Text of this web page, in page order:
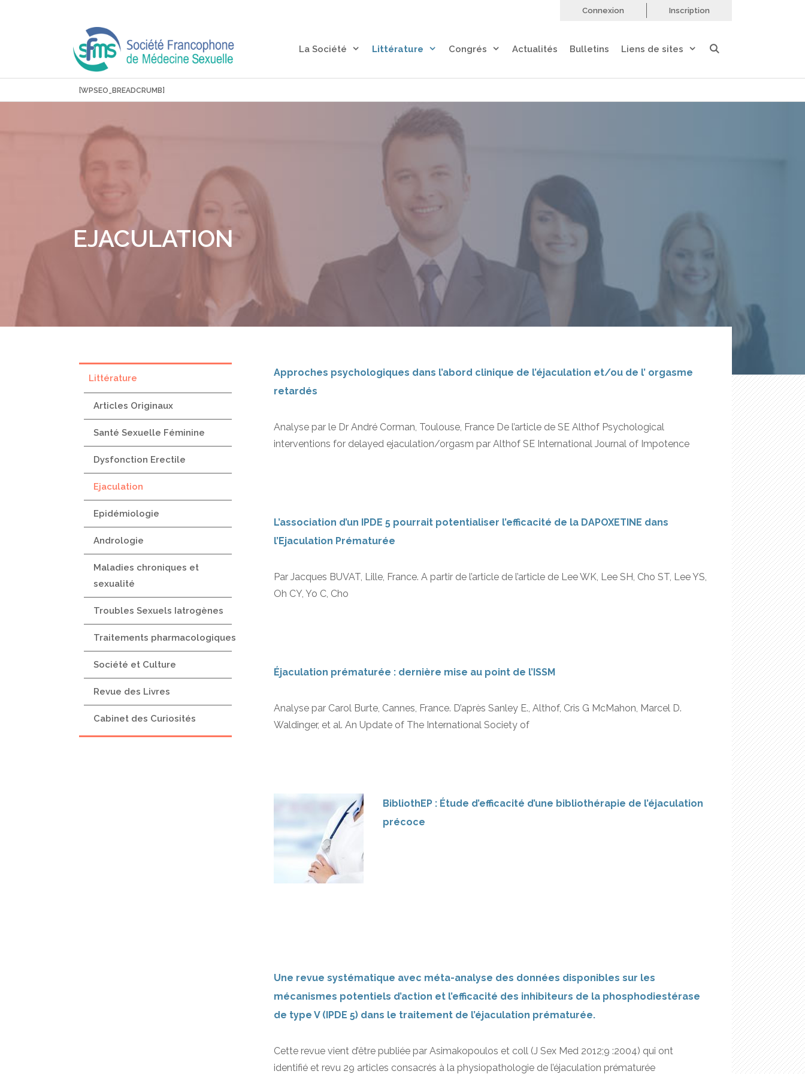
Connexion Inscription
La Société Littérature Congrés Actualités Bulletins Liens de sites
[WPSEO_BREADCRUMB]
EJACULATION
Approches psychologiques dans l’abord clinique de l’éjaculation et/ou de l’ orgasme
retardés
Analyse par le Dr André Corman, Toulouse, France De l’article de SE Althof Psychological
interventions for delayed ejaculation/orgasm par Althof SE International Journal of Impotence
L’association d’un IPDE 5 pourrait potentialiser l’efficacité de la DAPOXETINE dans
l’Ejaculation Prématurée
Par Jacques BUVAT, Lille, France. A partir de l’article de l’article de Lee WK, Lee SH, Cho ST, Lee YS,
Oh CY, Yo C, Cho
Éjaculation prématurée : dernière mise au point de l’ISSM
Analyse par Carol Burte, Cannes, France. D’après Sanley E., Althof, Cris G McMahon, Marcel D.
Waldinger, et al. An Update of The International Society of
BibliothEP : Étude d’efficacité d’une bibliothérapie de l’éjaculation
précoce
Une revue systématique avec méta-analyse des données disponibles sur les
mécanismes potentiels d’action et l’efficacité des inhibiteurs de la phosphodiestérase
de type V (IPDE 5) dans le traitement de l’éjaculation prématurée.
Cette revue vient d’être publiée par Asimakopoulos et coll (J Sex Med 2012;9 :2004) qui ont
identifié et revu 29 articles consacrés à la physiopathologie de l’éjaculation prématurée
Littérature
Articles Originaux
Santé Sexuelle Féminine
Dysfonction Erectile
Ejaculation
Epidémiologie
Andrologie
Maladies chroniques et
sexualité
Troubles Sexuels Iatrogènes
Traitements pharmacologiques
Société et Culture
Revue des Livres
Cabinet des Curiosités